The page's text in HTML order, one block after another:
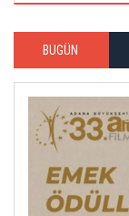
BUGÜN